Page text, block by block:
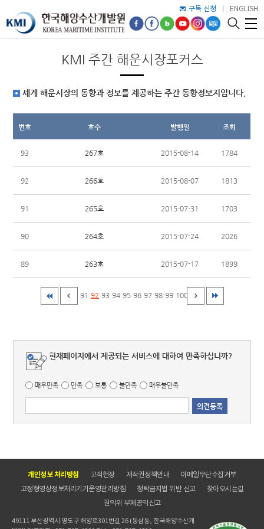
구독 신청 ENGLISH
KMI 주간 해운시장포커스
세계 해운시장의 동향과 정보를 제공하는 주간 동향정보지입니다.
번호 호수 발행일 조회
93 267호 2015-08-14 1784
92 266호 2015-08-07 1813
91 265호 2015-07-31 1703
90 264호 2015-07-24 2026
89 263호 2015-07-17 1899
91 92 93 94 95 96 97 98 99 100
현재페이지에서 제공되는 서비스에 대하여 만족하십니까?
매우만족 만족 보통 불만족 매우불만족
개인정보 처리방침 고객헌장 저작권정책안내
이메일무단수집거부
고정형영상정보처리기기운영관리방침
청탁금지법 위반 신고
찾아오시는길
권익위 부패공익신고
49111 부산광역시 영도구 해양로301번길 26 (동삼동, 한국해양수산개